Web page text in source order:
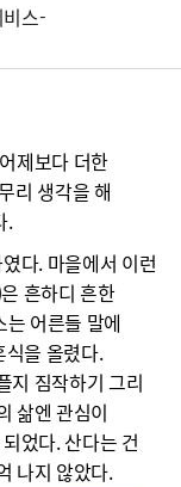
스-
제보다 더한
리 생각을 해
.
다. 마을에서 이런
흔하디 흔한
어른들 말에
을 올렸다.
지 짐작하기 그리
삶엔 관심이
었다. 산다는 건
나지 않았다.